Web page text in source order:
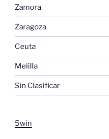
Zamora
Zaragoza
Ceuta
Melilla
Sin Clasificar
5win